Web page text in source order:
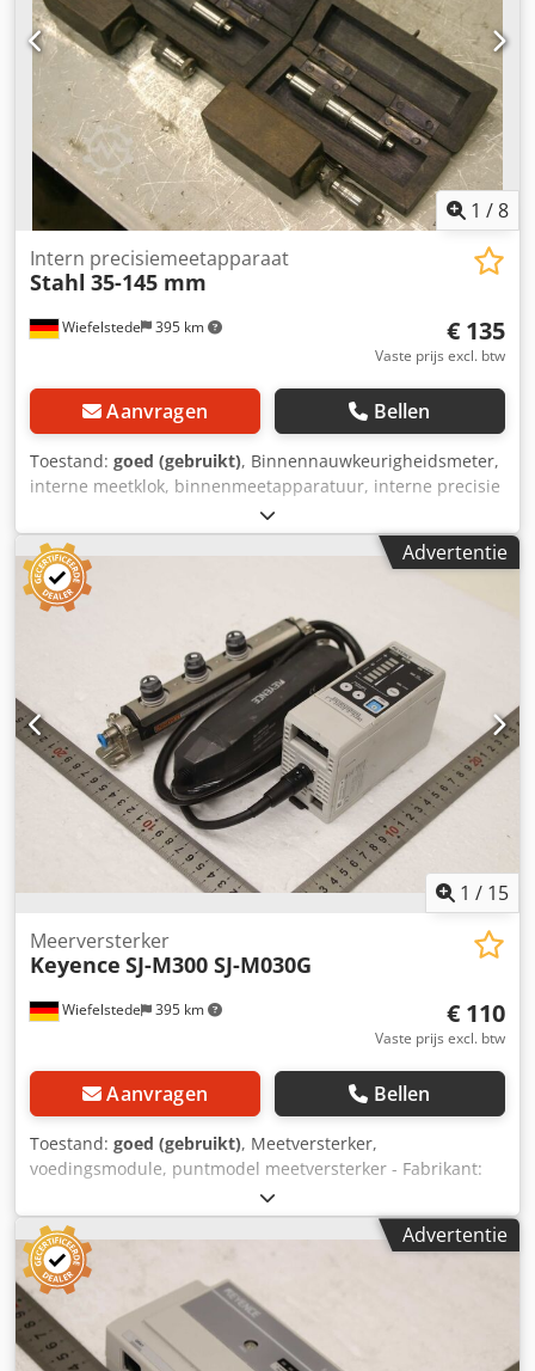
1 /8
Wiefelstede 395 km
Intern precisiemeetapparaat
Stahl 35-145 mm
€ 135
Vaste prijs excl. btw
Aanvragen Bellen
Toestand: goed (gebruikt), Binnennauwkeurigheidsmeter,
interne meetklok, binnenmeetapparatuur, interne precisie
meetklok, binnenmeetschroeven, micrometerschroef,
binnendiameter-meetinstrument,
binnennauwkeurigheidsmeter, cilindermaat - Meetbereik:
35-50 mm - Meetbereik: 50-70 mm - Meetbereik: 70-100
mm - Meetbereik: 100-145 mm - Eén omwenteling van de
trommel komt overeen met: 0,5 mm - Met
vergrendelingsinrichting Cjdpsb A Sx Sofx Adpjrf - Inclusief
etui - Gewicht: 0,8 kg
Advertentie
1 / 15
Wiefelstede 395 km
Meerversterker
Keyence SJ-M300 SJ-M030G
€ 110
Vaste prijs excl. btw
Aanvragen Bellen
Toestand: goed (gebruikt), Meetversterker,
voedingsmodule, puntmodel meetversterker - Fabrikant:
Keyence, puntmodel meetversterker - Type: SJ-M300 -
Ontladingsstaaf: Type SJ-M030G - Aantal: 3x
meetversterker beschikbaar Crjdpfx Asxv Sf Uedpof - Prijs:
per stuk - Transportafmetingen: 250/180/H80 mm -
Gewicht: 0,9 kg/stuk.
Advertentie